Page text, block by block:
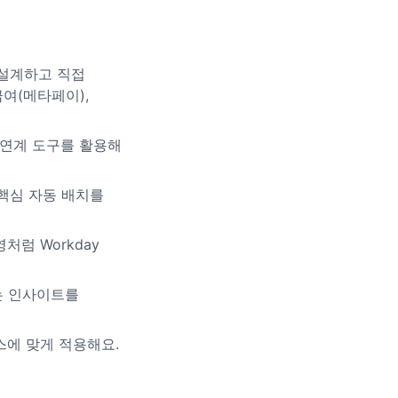
계하고 직접
(메타페이),
계 도구를 활용해
심 자동 배치를
처럼 Workday
인사이트를
맞게 적용해요.